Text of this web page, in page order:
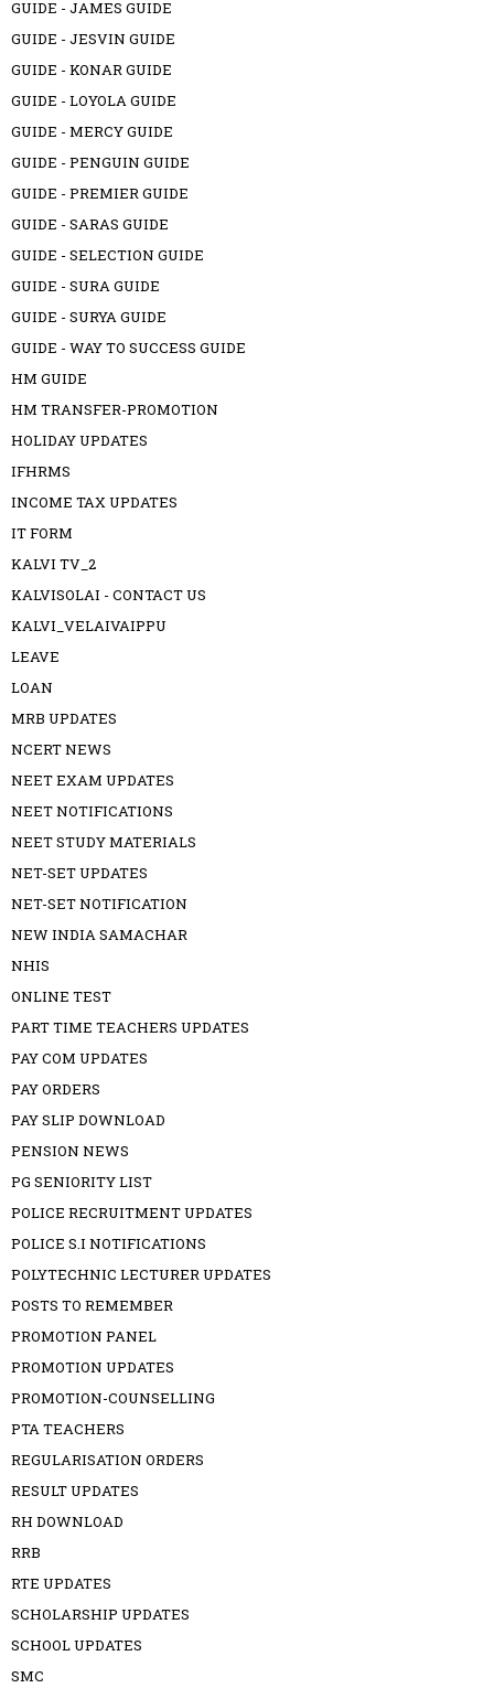
GUIDE - JAMES GUIDE
GUIDE - JESVIN GUIDE
GUIDE - KONAR GUIDE
GUIDE - LOYOLA GUIDE
GUIDE - MERCY GUIDE
GUIDE - PENGUIN GUIDE
GUIDE - PREMIER GUIDE
GUIDE - SARAS GUIDE
GUIDE - SELECTION GUIDE
GUIDE - SURA GUIDE
GUIDE - SURYA GUIDE
GUIDE - WAY TO SUCCESS GUIDE
HM GUIDE
HM TRANSFER-PROMOTION
HOLIDAY UPDATES
IFHRMS
INCOME TAX UPDATES
IT FORM
KALVI TV_2
KALVISOLAI - CONTACT US
KALVI_VELAIVAIPPU
LEAVE
LOAN
MRB UPDATES
NCERT NEWS
NEET EXAM UPDATES
NEET NOTIFICATIONS
NEET STUDY MATERIALS
NET-SET UPDATES
NET-SET NOTIFICATION
NEW INDIA SAMACHAR
NHIS
ONLINE TEST
PART TIME TEACHERS UPDATES
PAY COM UPDATES
PAY ORDERS
PAY SLIP DOWNLOAD
PENSION NEWS
PG SENIORITY LIST
POLICE RECRUITMENT UPDATES
POLICE S.I NOTIFICATIONS
POLYTECHNIC LECTURER UPDATES
POSTS TO REMEMBER
PROMOTION PANEL
PROMOTION UPDATES
PROMOTION-COUNSELLING
PTA TEACHERS
REGULARISATION ORDERS
RESULT UPDATES
RH DOWNLOAD
RRB
RTE UPDATES
SCHOLARSHIP UPDATES
SCHOOL UPDATES
SMC